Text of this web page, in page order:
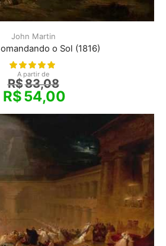
John Martin
o Sol (1816)
A partir de
R$83,08
R$54,00